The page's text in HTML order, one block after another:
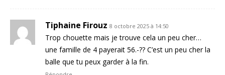
Tiphaine Firouz 8 octobre 2025 à 14:50
Trop chouette mais je trouve cela un peu cher…
une famille de 4 payerait 56.-?? C’est un peu cher la
balle que tu peux garder à la fin.